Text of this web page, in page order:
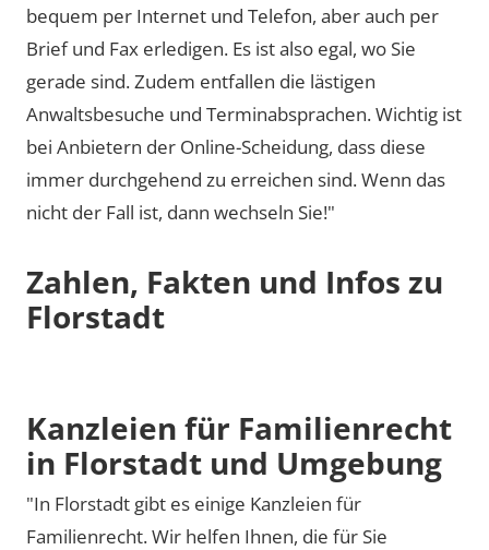
bequem per Internet und Telefon, aber auch per
Brief und Fax erledigen. Es ist also egal, wo Sie
gerade sind. Zudem entfallen die lästigen
Anwaltsbesuche und Terminabsprachen. Wichtig ist
bei Anbietern der Online-Scheidung, dass diese
immer durchgehend zu erreichen sind. Wenn das
nicht der Fall ist, dann wechseln Sie!"
Zahlen, Fakten und Infos zu
Florstadt
Kanzleien für Familienrecht
in Florstadt und Umgebung
"In Florstadt gibt es einige Kanzleien für
Familienrecht. Wir helfen Ihnen, die für Sie